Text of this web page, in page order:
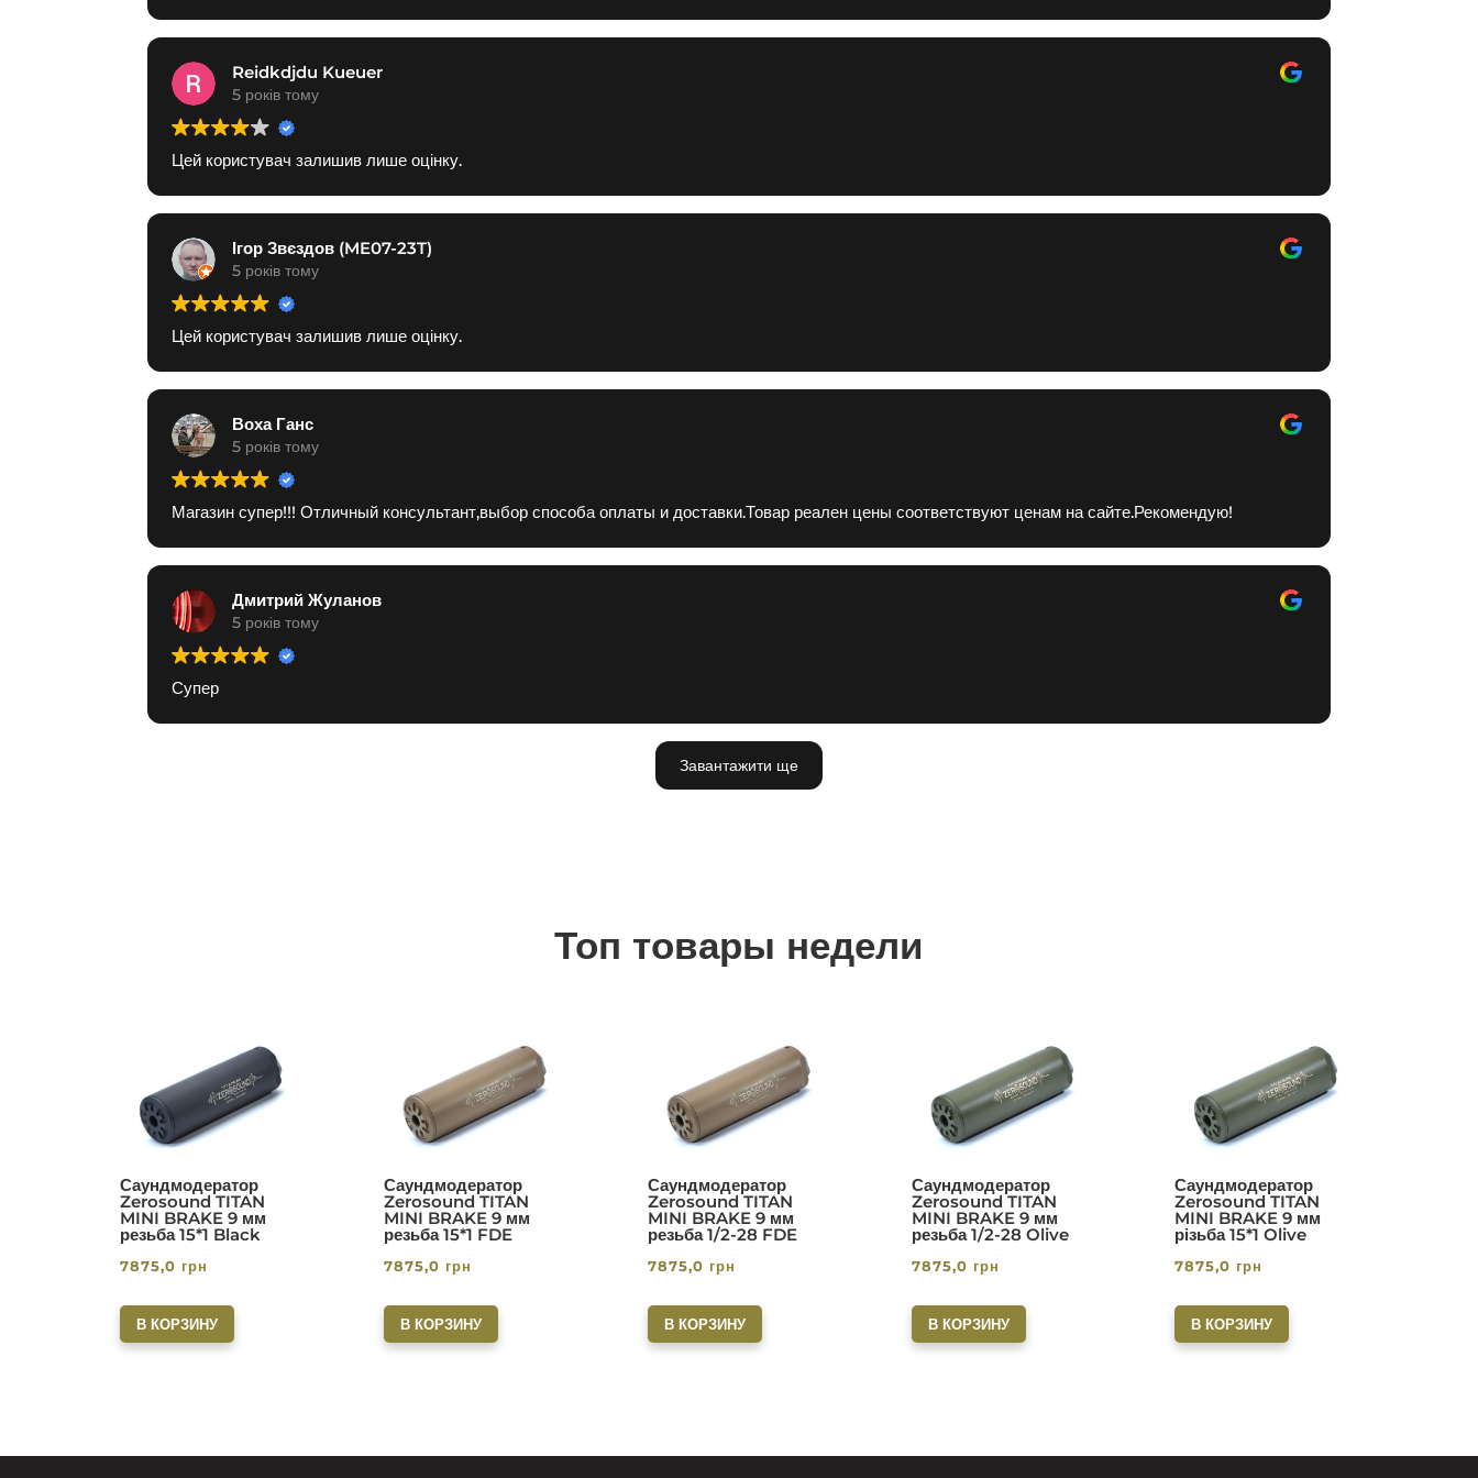
Reidkdjdu Kueuer
5 років тому
Цей користувач залишив лише оцінку.
Ігор Звєздов (ME07-23T)
5 років тому
Цей користувач залишив лише оцінку.
Воха Ганс
5 років тому
Магазин супер!!! Отличный консультант,выбор способа оплаты и доставки.Товар реален цены соответствуют ценам на сайте.Рекомендую!
Дмитрий Жуланов
5 років тому
Супер
Завантажити ще
Топ товары недели
Саундмодератор
Zerosound TITAN
MINI BRAKE 9 мм
резьба 15*1 Black
7875,0 грн
В КОРЗИНУ
Саундмодератор
Zerosound TITAN
MINI BRAKE 9 мм
резьба 15*1 FDE
7875,0 грн
В КОРЗИНУ
Саундмодератор
Zerosound TITAN
MINI BRAKE 9 мм
резьба 1/2-28 FDE
7875,0 грн
В КОРЗИНУ
Саундмодератор
Zerosound TITAN
MINI BRAKE 9 мм
резьба 1/2-28 Olive
7875,0 грн
В КОРЗИНУ
Саундмодератор
Zerosound TITAN
MINI BRAKE 9 мм
різьба 15*1 Olive
7875,0 грн
В КОРЗИНУ